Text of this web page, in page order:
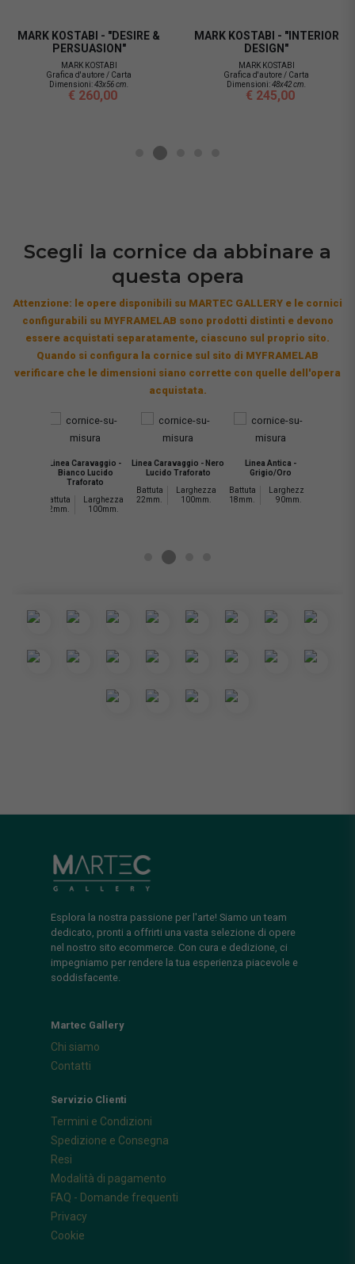
MARK KOSTABI - "DESIRE &
PERSUASION"
MARK KOSTABI
Grafica d'autore / Carta
Dimensioni:43x56 cm.
€ 260,00
MARK KOSTABI - "INTERIOR
DESIGN"
MARK KOSTABI
Grafica d'autore / Carta
Dimensioni:48x42 cm.
€ 245,00
Scegli la cornice da abbinare a
questa opera
Attenzione: le opere disponibili su MARTEC GALLERY e le cornici
configurabili su MYFRAMELAB sono prodotti distinti e devono
essere acquistati separatamente, ciascuno sul proprio sito.
Quando si configura la cornice sul sito di MYFRAMELAB
verificare che le dimensioni siano corrette con quelle dell'opera
acquistata.
Esplora la nostra passione per l'arte! Siamo un team
dedicato, pronti a offrirti una vasta selezione di opere
nel nostro sito ecommerce. Con cura e dedizione, ci
impegniamo per rendere la tua esperienza piacevole e
soddisfacente.
Martec Gallery
Chi siamo
Contatti
Servizio Clienti
Termini e Condizioni
Spedizione e Consegna
Resi
Modalità di pagamento
FAQ - Domande frequenti
Privacy
Cookie